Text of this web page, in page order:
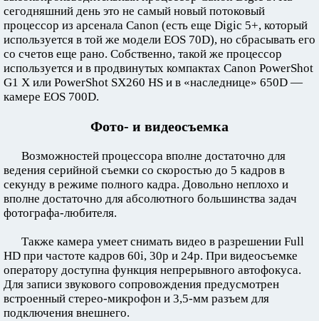
сегодняшний день это не самый новый потоковый
процессор из арсенала Canon (есть еще Digic 5+, который
используется в той же модели EOS 70D), но сбрасывать его
со счетов еще рано. Собственно, такой же процессор
используется и в продвинутых компактах Canon PowerShot
G1 X или PowerShot SX260 HS и в «наследнице» 650D —
камере EOS 700D.
Фото- и видеосъемка
Возможностей процессора вполне достаточно для
ведения серийной съемки со скоростью до 5 кадров в
секунду в режиме полного кадра. Довольно неплохо и
вполне достаточно для абсолютного большинства задач
фотографа-любителя.
Также камера умеет снимать видео в разрешении Full
HD при частоте кадров 60i, 30p и 24p. При видеосъемке
оператору доступна функция непрерывного автофокуса.
Для записи звукового сопровождения предусмотрен
встроенный стерео-микрофон и 3,5-мм разъем для
подключения внешнего.